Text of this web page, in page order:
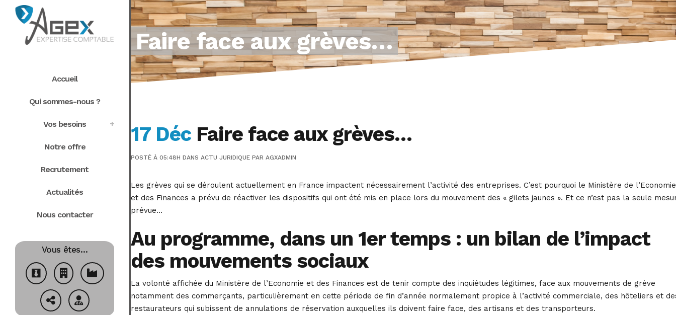
Accueil
Qui sommes-nous ?
Vos besoins
Notre offre
Recrutement
Actualités
Nous contacter
Vous êtes…
Faire face aux grèves…
17 Déc Faire face aux grèves…
POSTÉ À 05:48H DANS ACTU JURIDIQUE PAR AGXADMIN
Les grèves qui se déroulent actuellement en France impactent nécessairement l’activité des entreprises. C’est pourquoi le Ministère de l’Economie
et des Finances a prévu de réactiver les dispositifs qui ont été mis en place lors du mouvement des « gilets jaunes ». Et ce n’est pas la seule
prévue…
Au programme, dans un 1er temps : un bilan de l’impact
des mouvements sociaux
La volonté affichée du Ministère de l’Economie et des Finances est de tenir compte des inquiétudes légitimes, face aux mouvements de grève
notamment des commerçants, particulièrement en cette période de fin d’année normalement propice à l’activité commerciale, des hôteliers et
restaurateurs qui subissent de annulations de réservation auxquelles ils doivent faire face, des artisans et des transporteurs.